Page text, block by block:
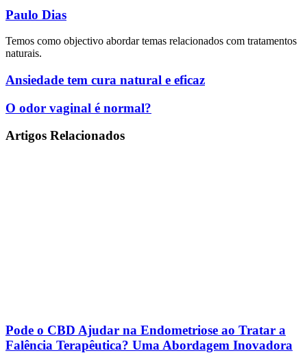
Paulo Dias
Temos como objectivo abordar temas relacionados com tratamentos
naturais.
Ansiedade
cura
natural
eficaz
Ansiedade tem cura natural e eficaz
O
vaginal
é
O odor vaginal é normal?
Artigos Relacionados
Pode o CBD Ajudar na Endometriose ao Tratar a
Falência Terapêutica? Uma Abordagem Inovadora